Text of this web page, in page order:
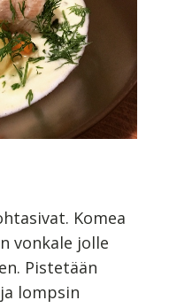
Komea
vonkale jolle
Pistetään
lompsin